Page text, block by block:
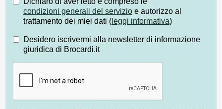
condizioni generali del servizio e autorizzo al
trattamento dei miei dati ( leggi informativa)
Desidero iscrivermi alla newsletter di informazione
giuridica di Brocardi.it